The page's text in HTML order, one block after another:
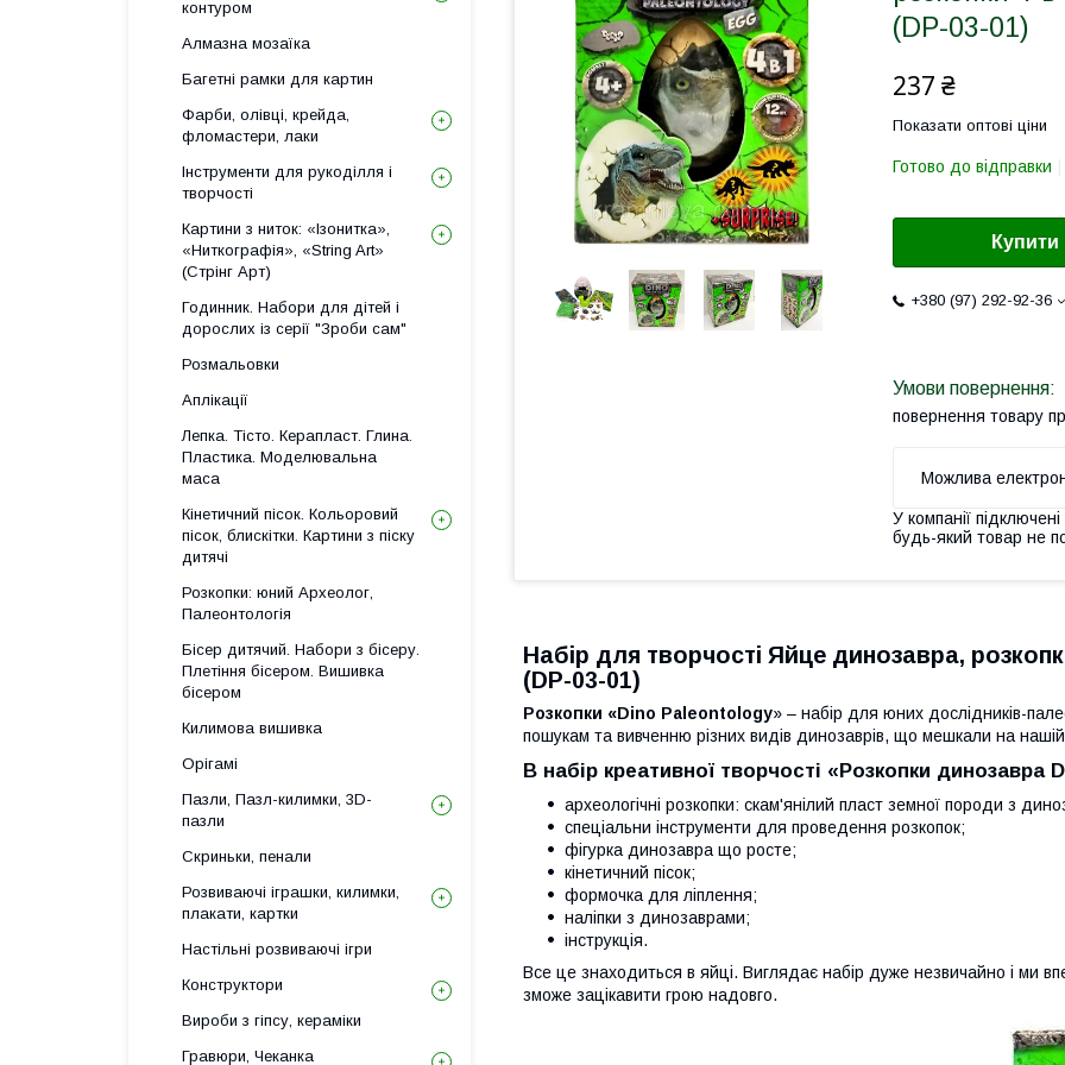
(DP-03-01)
237 ₴
Показати оптові ціни
Готово до відправки
Купити
+380 (97) 292-92-36
повернення товару
У компанії
будь-який товар не
Набір для творчості Яйце динозавра,
(DP-03-01)
Розкопки «Dino Paleontology» – набір для юних дослідників-
пошукам та вивченню різних видів динозаврів, що мешкали на нашій
В набір креативної творчості «Розкопки
археологічні розкопки: скам'янілий пласт земної породи з
спеціальни інструменти для проведення розкопок;
фігурка динозавра що росте;
кінетичний пісок;
формочка для ліплення;
наліпки з динозаврами;
інструкція.
Все це знаходиться в яйці. Виглядає набір дуже незвичайно і ми
зможе зацікавити грою надовго.
контуром
Алмазна мозаїка
Багетні рамки для картин
Фарби, олівці, крейда,
фломастери, лаки
Інструменти для рукоділля і
творчості
Картини з ниток: «Ізонитка»,
«Ниткографія», «String Art»
(Стрінг Арт)
Годинник. Набори для дітей і
дорослих із серії "Зроби сам"
Розмальовки
Аплікації
Лепка. Тісто. Керапласт. Глина.
Пластика. Моделювальна
маса
Кінетичний пісок. Кольоровий
пісок, блискітки. Картини з піску
дитячі
Розкопки: юний Археолог,
Палеонтологія
Бісер дитячий. Набори з бісеру.
Плетіння бісером. Вишивка
бісером
Килимова вишивка
Орігамі
Пазли, Пазл-килимки, 3D-
пазли
Скриньки, пенали
Розвиваючі іграшки, килимки,
плакати, картки
Настільні розвиваючі ігри
Конструктори
Вироби з гіпсу, кераміки
Гравюри, Чеканка